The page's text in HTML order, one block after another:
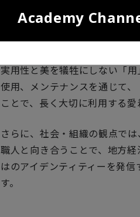
消費者の観点から見ると、
実用性と美を犠牲にしない「
使用、メンテナンスを通じて
ことで、長く大切に利用する愛
さらに、社会・組織の観点で
職人と向き合うことで、地方
はのアイデンティティーを発
す。
Academy